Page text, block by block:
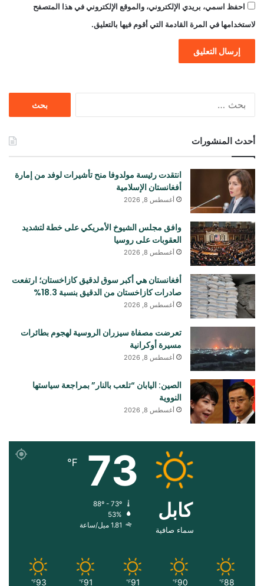
احفظ اسمي، بريدي الإلكتروني، والموقع الإلكتروني في هذا المتصفح
لاستخدامها في المرة القادمة التي أقوم فيها بالتعليق.
أحدث المنشورات
انتقدت رئيسة مولدوفا منح تأشيرات لوفد من إمارة
أفغانستان الإسلامية
أغسطس 8, 2026
وافق مجلس الشيوخ الأمريكي على خطة لتشديد
العقوبات على روسيا
أغسطس 8, 2026
أفغانستان هي أكبر سوق لدقيق كازاخستان؛ ارتفعت
صادرات كازاخستان من الدقيق بنسبة 18.3%
أغسطس 8, 2026
تعرضت مصفاة سيزران الروسية لهجوم بطائرات
مسيرة أوكرانية
أغسطس 8, 2026
الصين: اليابان “تلعب بالنار” بمراجعة سياستها
النووية
أغسطس 8, 2026
کابل
سماء صافية
73
℉
53%
1.81 ميل/ساعة
88
℉
90
℉
91
℉
91
℉
93
℉